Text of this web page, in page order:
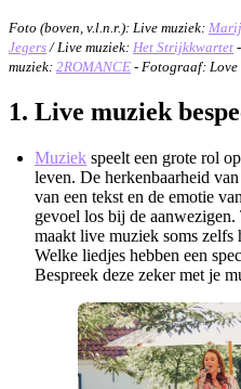
Foto (boven, v.l.n.r.): Live muziek:
Jegers / Live muziek: Het Strijkkwartet
muziek: 2ROMANCE - Fotograaf: Love
1. Live muziek
Muziek speelt een grote rol
leven. De herkenbaarheid
van een tekst en de emotie
gevoel los bij de
maakt live muziek soms
Welke liedjes hebben een
Bespreek deze zeker met je